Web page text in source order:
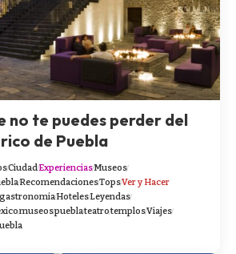
no te puedes perder del
de Puebla
CiudadExperienciasMuseos
RecomendacionesTopsVer y Hacer
gastronomiaHotelesLeyendas
museospueblateatrotemplosViajes